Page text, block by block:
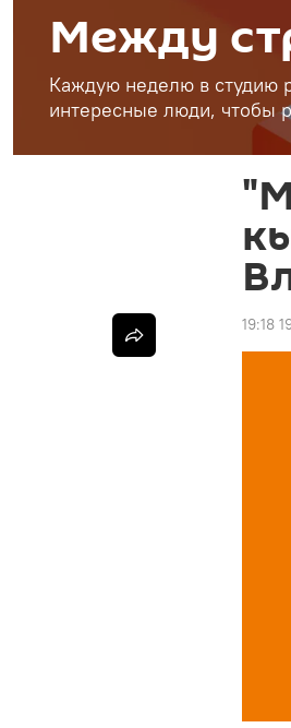
Между
Каждую неделю в студию
интересные люди, чтобы
19:18